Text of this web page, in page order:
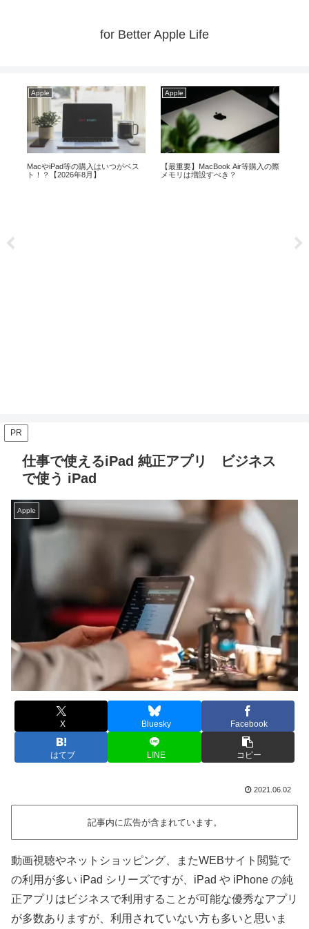
for Better Apple Life
Apple
MacやiPad等の購入はいつがベス
ト！？【2026年8月】
Apple
【最重要】MacBook Air等購入の際
メモリは増設すべき？
PR
仕事で使えるiPad 純正アプリ ビジネス
で使う iPad
Apple
X Bluesky Facebook
はてブ LINE コピー
2021.06.02
記事内に広告が含まれています。
動画視聴やネットショッピング、またWEBサイト閲覧で
の利用が多い iPad シリーズですが、iPad や iPhone の純
正アプリはビジネスで利用することが可能な優秀なアプリ
が多数ありますが、利用されていない方も多いと思いま